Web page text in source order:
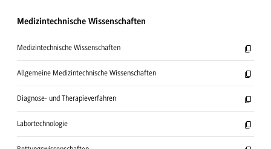
Medizin­technische Wissen­schaften
Medizintechnische Wissenschaften
Allgemeine Medizintechnische Wissenschaften
Diagnose- und Therapieverfahren
Labortechnologie